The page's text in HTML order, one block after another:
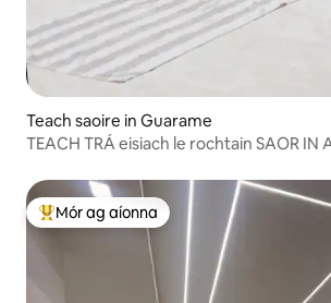
Teach saoire in Guarame
TEACH TRÁ eisiach le rochtain SAOR IN
An-mhór ag aíonna
Mór ag aíonna